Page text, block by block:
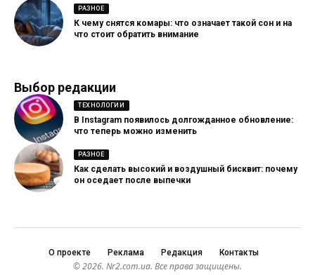
РАЗНОЕ
К чему снятся комары: что означает такой сон и на
что стоит обратить внимание
Выбор редакции
ТЕХНОЛОГИИ
В Instagram появилось долгожданное обновление:
что теперь можно изменить
РАЗНОЕ
Как сделать высокий и воздушный бисквит: почему
он оседает после выпечки
О проекте Реклама Редакция Контакты
© 2026. Nr2.com.ua. Все права защищены.